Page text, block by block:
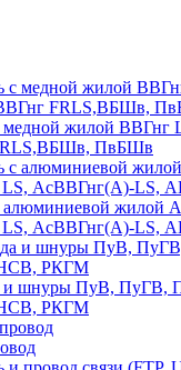
медной жилой ВВГнг
ПвБШв
алюминиевой жилой
АсВВГнг(А)-LS,
и шнуры ПуВ,
РКГМ